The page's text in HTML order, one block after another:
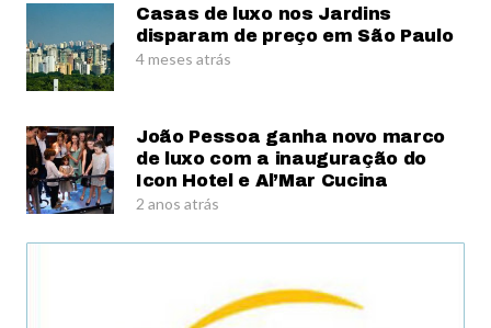
Casas de luxo nos Jardins
disparam de preço em São Paulo
4 meses atrás
João Pessoa ganha novo marco
de luxo com a inauguração do
Icon Hotel e Al’Mar Cucina
2 anos atrás